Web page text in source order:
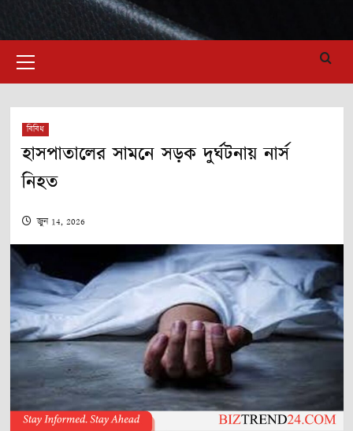
Menu
বিবিধ
হাসপাতালের সামনে সড়ক দুর্ঘটনায় নার্স
নিহত
জুন 14, 2026